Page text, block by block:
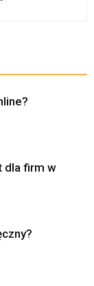
dla firm w